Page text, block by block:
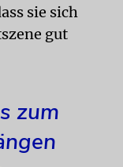
sie sich
gut
zum